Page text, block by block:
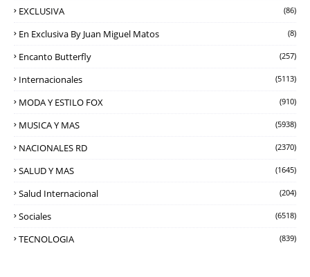
EXCLUSIVA (86)
En Exclusiva By Juan Miguel Matos (8)
Encanto Butterfly (257)
Internacionales (5113)
MODA Y ESTILO FOX (910)
MUSICA Y MAS (5938)
NACIONALES RD (2370)
SALUD Y MAS (1645)
Salud Internacional (204)
Sociales (6518)
TECNOLOGIA (839)